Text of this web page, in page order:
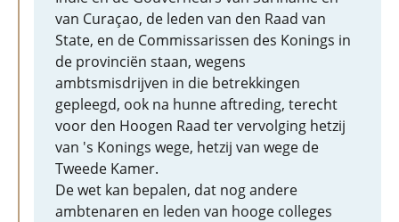
van Curaçao, de leden van den Raad van
State, en de Commissarissen des Konings in
de provinciën staan, wegens
ambtsmisdrijven in die betrekkingen
gepleegd, ook na hunne aftreding, terecht
voor den Hoogen Raad ter vervolging hetzij
van 's Konings wege, hetzij van wege de
Tweede Kamer.
De wet kan bepalen, dat nog andere
ambtenaren en leden van hooge colleges